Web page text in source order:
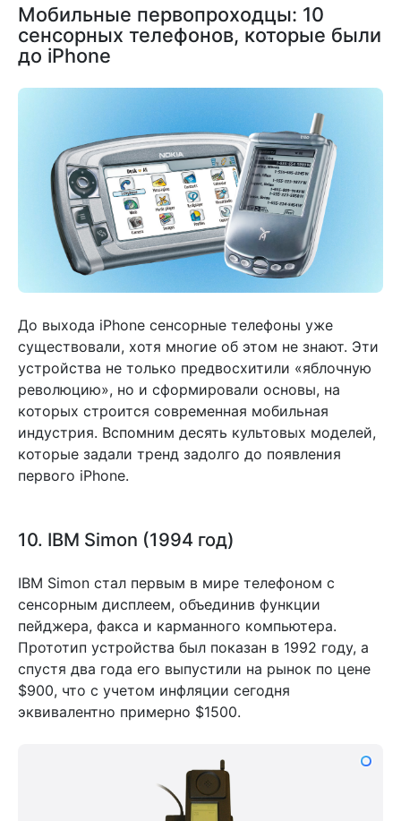
Мобильные первопроходцы: 10
сенсорных телефонов, которые были
до iPhone
До выхода iPhone сенсорные телефоны уже
существовали, хотя многие об этом не знают. Эти
устройства не только предвосхитили «яблочную
революцию», но и сформировали основы, на
которых строится современная мобильная
индустрия. Вспомним десять культовых моделей,
которые задали тренд задолго до появления
первого iPhone.
10. IBM Simon (1994 год)
IBM Simon стал первым в мире телефоном с
сенсорным дисплеем, объединив функции
пейджера, факса и карманного компьютера.
Прототип устройства был показан в 1992 году, а
спустя два года его выпустили на рынок по цене
$900, что с учетом инфляции сегодня
эквивалентно примерно $1500.